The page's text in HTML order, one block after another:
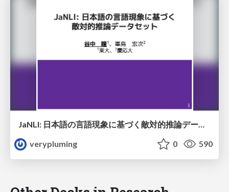
JaNLI: 日本語の言語現象に基づく敵対的推論データセット
verypluming
0 590